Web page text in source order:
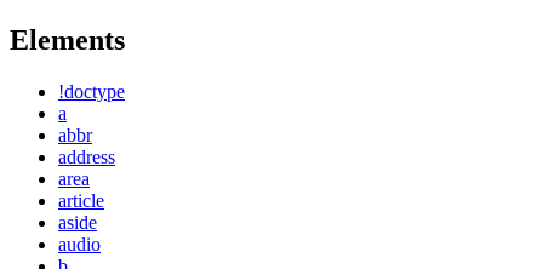
Elements
!doctype
a
abbr
address
area
article
aside
audio